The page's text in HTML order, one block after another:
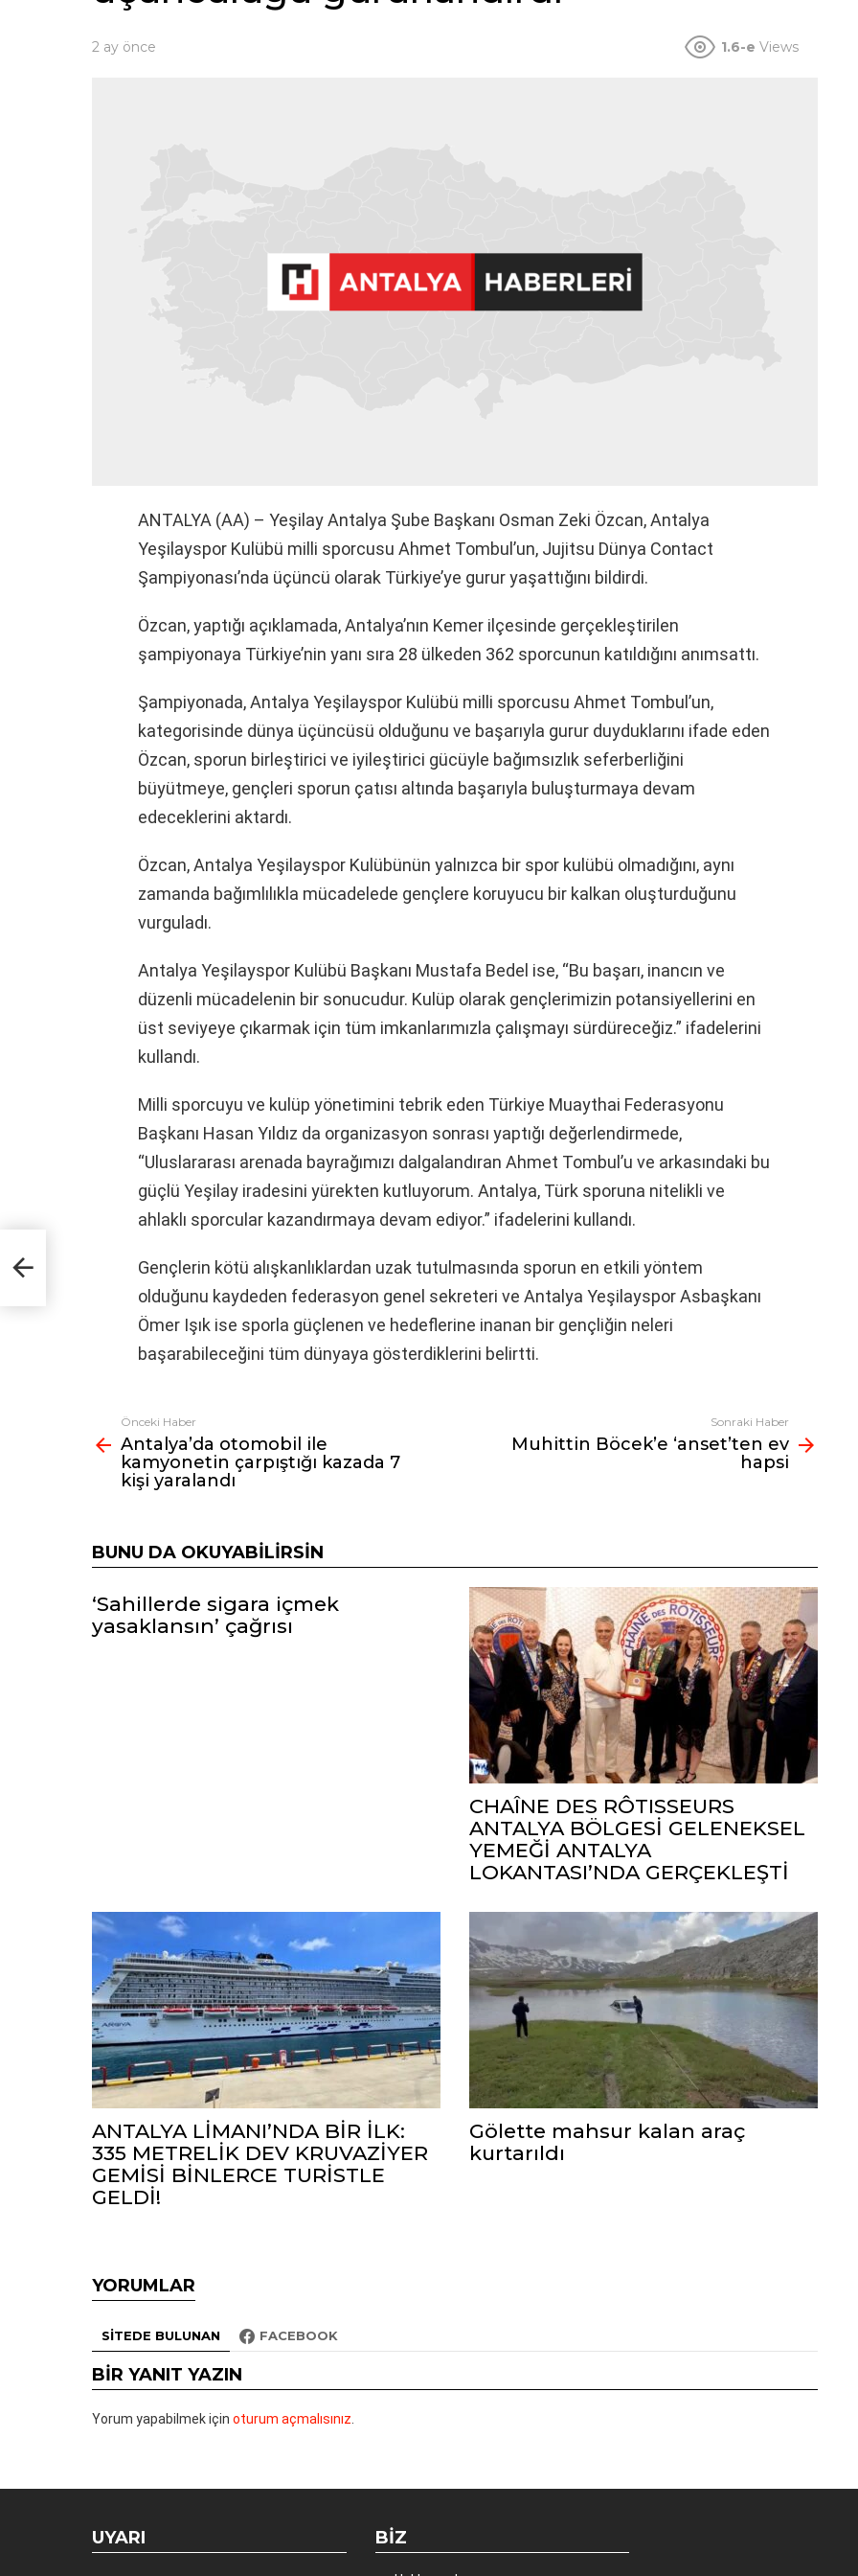
2 ay önce 1.6-e Views
ANTALYA (AA) – Yeşilay Antalya Şube Başkanı Osman Zeki Özcan, Antalya
Yeşilayspor Kulübü milli sporcusu Ahmet Tombul’un, Jujitsu Dünya Contact
Şampiyonası’nda üçüncü olarak Türkiye’ye gurur yaşattığını bildirdi.
Özcan, yaptığı açıklamada, Antalya’nın Kemer ilçesinde gerçekleştirilen
şampiyonaya Türkiye’nin yanı sıra 28 ülkeden 362 sporcunun katıldığını anımsattı.
Şampiyonada, Antalya Yeşilayspor Kulübü milli sporcusu Ahmet Tombul’un,
kategorisinde dünya üçüncüsü olduğunu ve başarıyla gurur duyduklarını ifade eden
Özcan, sporun birleştirici ve iyileştirici gücüyle bağımsızlık seferberliğini
büyütmeye, gençleri sporun çatısı altında başarıyla buluşturmaya devam
edeceklerini aktardı.
Özcan, Antalya Yeşilayspor Kulübünün yalnızca bir spor kulübü olmadığını, aynı
zamanda bağımlılıkla mücadelede gençlere koruyucu bir kalkan oluşturduğunu
vurguladı.
Antalya Yeşilayspor Kulübü Başkanı Mustafa Bedel ise, “Bu başarı, inancın ve
düzenli mücadelenin bir sonucudur. Kulüp olarak gençlerimizin potansiyellerini en
üst seviyeye çıkarmak için tüm imkanlarımızla çalışmayı sürdüreceğiz.” ifadelerini
kullandı.
Milli sporcuyu ve kulüp yönetimini tebrik eden Türkiye Muaythai Federasyonu
Başkanı Hasan Yıldız da organizasyon sonrası yaptığı değerlendirmede,
“Uluslararası arenada bayrağımızı dalgalandıran Ahmet Tombul’u ve arkasındaki bu
güçlü Yeşilay iradesini yürekten kutluyorum. Antalya, Türk sporuna nitelikli ve
ahlaklı sporcular kazandırmaya devam ediyor.” ifadelerini kullandı.
Gençlerin kötü alışkanlıklardan uzak tutulmasında sporun en etkili yöntem
olduğunu kaydeden federasyon genel sekreteri ve Antalya Yeşilayspor Asbaşkanı
Ömer Işık ise sporla güçlenen ve hedeflerine inanan bir gençliğin neleri
başarabileceğini tüm dünyaya gösterdiklerini belirtti.
Fazlasına
bak
Önceki Haber
Antalya’da otomobil ile
kamyonetin çarpıştığı kazada 7
kişi yaralandı
Sonraki Haber
Muhittin Böcek’e ‘anset’ten ev
hapsi
BUNU DA OKUYABILIRSIN
‘Sahillerde sigara içmek
yasaklansın’ çağrısı
CHAÎNE DES RÔTISSEURS
ANTALYA BÖLGESİ GELENEKSEL
YEMEĞİ ANTALYA
LOKANTASI’NDA GERÇEKLEŞTİ
ANTALYA LİMANI’NDA BİR İLK:
335 METRELİK DEV KRUVAZİYER
GEMİSİ BİNLERCE TURİSTLE
GELDİ!
Gölette mahsur kalan araç
kurtarıldı
YORUMLAR
SITEDE BULUNAN FACEBOOK
BIR YANIT YAZIN
Yorum yapabilmek için oturum açmalısınız
UYARI BIZ